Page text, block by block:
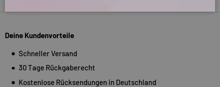
Deine Kundenvorteile
Schneller Versand
30 Tage Rückgaberecht
Kostenlose Rücksendungen in Deutschland